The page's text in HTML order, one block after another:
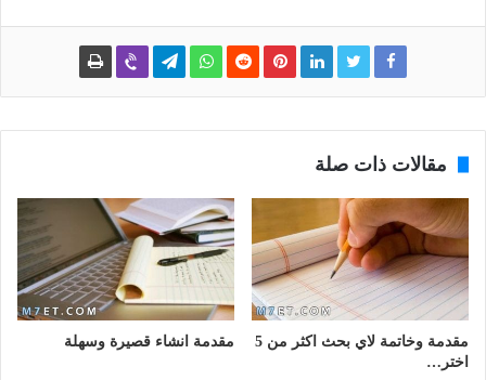
مقالات ذات صلة
مقدمة وخاتمة لاي بحث اكثر من 5
اختر…
مقدمة انشاء قصيرة وسهلة